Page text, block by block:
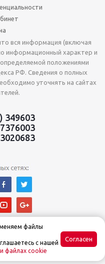
вся информация (включая
информационный характер и
положениями
РФ. Сведения о полных
уточнять на сайтах
349603
2015–2025
файлы
с нашей
файлах cookie
Согласен